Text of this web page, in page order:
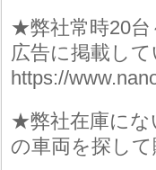
★弊社常時20台
広告に掲載し
https://
★弊社在庫にな
の車両を探し